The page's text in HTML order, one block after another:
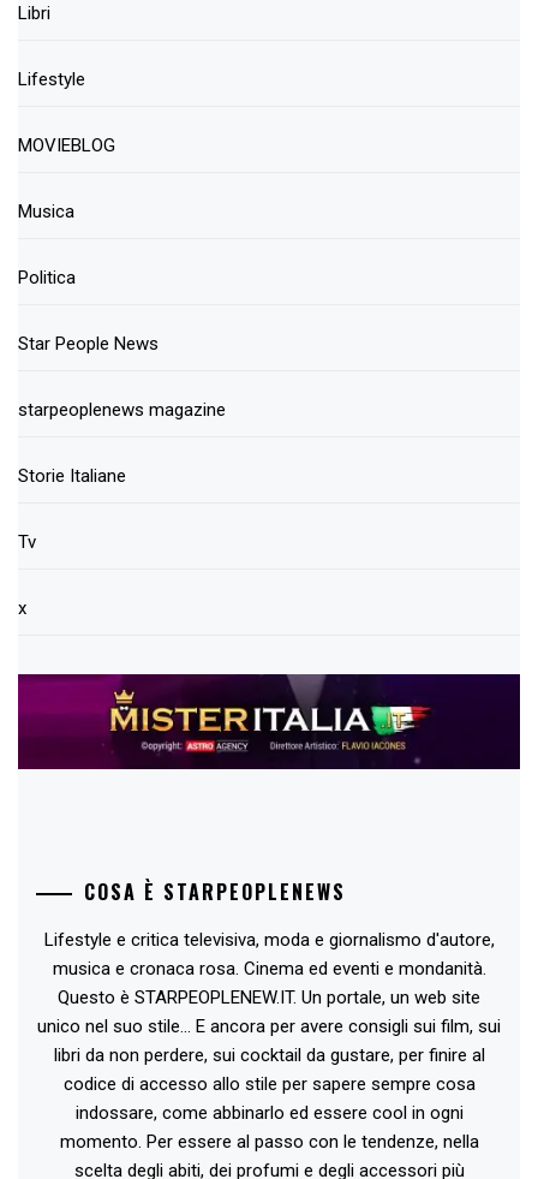
Libri
Lifestyle
MOVIEBLOG
Musica
Politica
Star People News
starpeoplenews magazine
Storie Italiane
Tv
x
COSA È STARPEOPLENEWS
Lifestyle e critica televisiva, moda e giornalismo d'autore,
musica e cronaca rosa. Cinema ed eventi e mondanità.
Questo è STARPEOPLENEW.IT. Un portale, un web site
unico nel suo stile... E ancora per avere consigli sui film, sui
libri da non perdere, sui cocktail da gustare, per finire al
codice di accesso allo stile per sapere sempre cosa
indossare, come abbinarlo ed essere cool in ogni
momento. Per essere al passo con le tendenze, nella
scelta degli abiti, dei profumi e degli accessori più